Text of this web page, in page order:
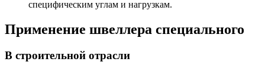
специфическим углам и нагрузкам.
Применение швеллера специального
В строительной отрасли